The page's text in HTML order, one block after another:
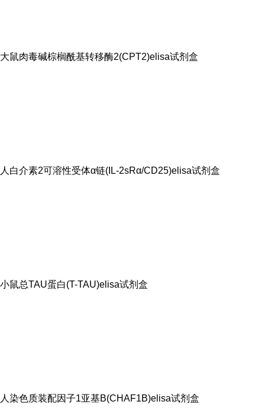
大鼠肉毒碱棕榈酰基转移酶2(CPT2)elisa试剂盒
人白介素2可溶性受体α链(IL-2sRα/CD25)elisa试剂盒
小鼠总TAU蛋白(T-TAU)elisa试剂盒
人染色质装配因子1亚基B(CHAF1B)elisa试剂盒